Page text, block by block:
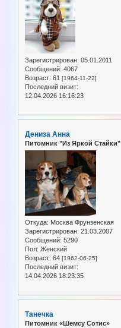
Зарегистрирован: 05.01.2011
Сообщений: 4067
Возраст: 61 [1964-11-22]
Последний визит:
12.04.2026 16:16:23
Дениза Анна
Питомник "Из Яркой Стайки"
Откуда: Москва Фрунзенская
Зарегистрирован: 21.03.2007
Сообщений: 5290
Пол: Женский
Возраст: 64 [1962-06-25]
Последний визит:
14.04.2026 18:23:35
Танечка
Питомник «Шемсу Сотис»